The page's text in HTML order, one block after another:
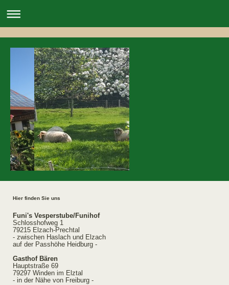
Hier finden Sie uns
Funi's Vesperstube/Funihof
Schlosshofweg 1
79215 Elzach-Prechtal
- zwischen Haslach und Elzach
auf der Passhöhe Heidburg -
Gasthof Bären
Hauptstraße 69
79297 Winden im Elztal
- in der Nähe von Freiburg -